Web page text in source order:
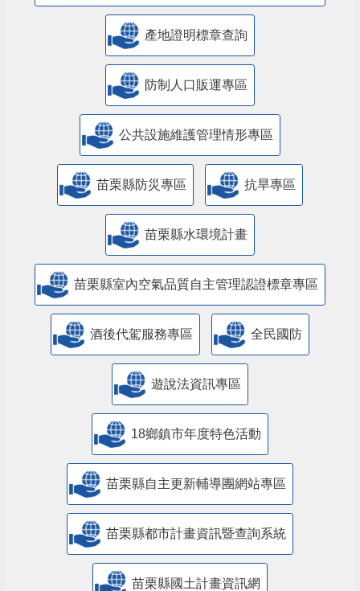
產地證明標章查詢
防制人口販運專區
​公共設施維護管理情形專區
苗栗縣防災專區 抗旱專區
苗栗縣水環境計畫
苗栗縣室內空氣品質自主管理認證標章專區
酒後代駕服務專區 全民國防
遊說法資訊專區
18鄉鎮市年度特色活動
苗栗縣自主更新輔導團網站專區
苗栗縣都市計畫資訊暨查詢系統
苗栗縣國土計畫資訊網